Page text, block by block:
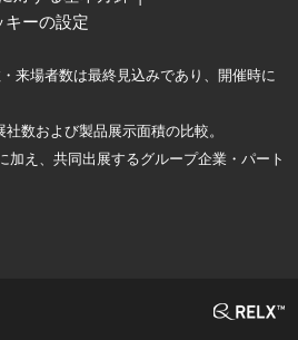
キーの設定
来場者数は最終見込みであり、開催時に
数および製品展示面積の比較。
加え、共同出展するグループ企業・パート